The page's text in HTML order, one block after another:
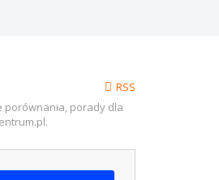
RSS
porównania, porady dla